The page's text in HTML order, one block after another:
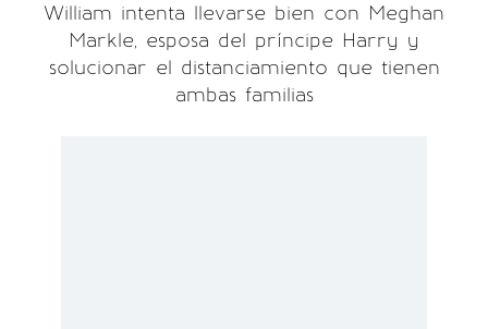
William intenta llevarse bien con Meghan
Markle, esposa del príncipe Harry y
solucionar el distanciamiento que tienen
ambas familias